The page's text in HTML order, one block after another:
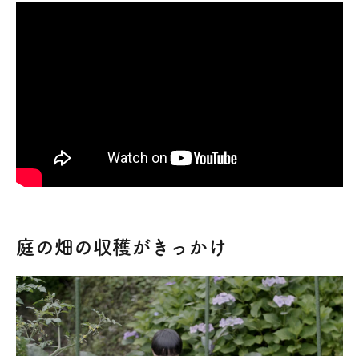
庭の畑の収穫がきっかけ